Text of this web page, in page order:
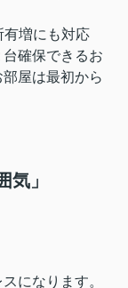
有増にも対応
確保できるお
屋は最初から
」
になります。